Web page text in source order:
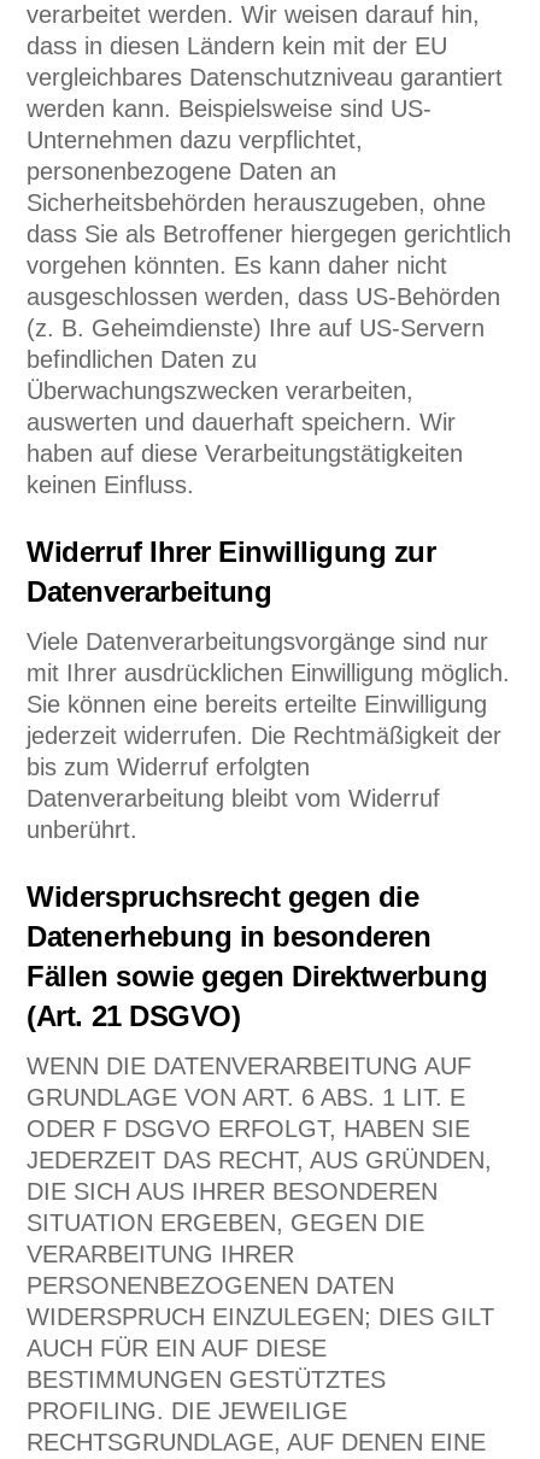
verarbeitet werden. Wir weisen darauf hin,
dass in diesen Ländern kein mit der EU
vergleichbares Datenschutzniveau garantiert
werden kann. Beispielsweise sind US-
Unternehmen dazu verpflichtet,
personenbezogene Daten an
Sicherheitsbehörden herauszugeben, ohne
dass Sie als Betroffener hiergegen gerichtlich
vorgehen könnten. Es kann daher nicht
ausgeschlossen werden, dass US-Behörden
(z. B. Geheimdienste) Ihre auf US-Servern
befindlichen Daten zu
Überwachungszwecken verarbeiten,
auswerten und dauerhaft speichern. Wir
haben auf diese Verarbeitungstätigkeiten
keinen Einfluss.
Widerruf Ihrer Einwilligung zur
Datenverarbeitung
Viele Datenverarbeitungsvorgänge sind nur
mit Ihrer ausdrücklichen Einwilligung möglich.
Sie können eine bereits erteilte Einwilligung
jederzeit widerrufen. Die Rechtmäßigkeit der
bis zum Widerruf erfolgten
Datenverarbeitung bleibt vom Widerruf
unberührt.
Widerspruchsrecht gegen die
Datenerhebung in besonderen
Fällen sowie gegen Direktwerbung
(Art. 21 DSGVO)
WENN DIE DATENVERARBEITUNG AUF
GRUNDLAGE VON ART. 6 ABS. 1 LIT. E
ODER F DSGVO ERFOLGT, HABEN SIE
JEDERZEIT DAS RECHT, AUS GRÜNDEN,
DIE SICH AUS IHRER BESONDEREN
SITUATION ERGEBEN, GEGEN DIE
VERARBEITUNG IHRER
PERSONENBEZOGENEN DATEN
WIDERSPRUCH EINZULEGEN; DIES GILT
AUCH FÜR EIN AUF DIESE
BESTIMMUNGEN GESTÜTZTES
PROFILING. DIE JEWEILIGE
RECHTSGRUNDLAGE, AUF DENEN EINE